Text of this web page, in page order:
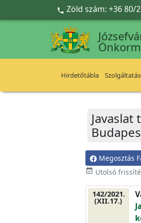
Ugrás a fő tartalomra
 Zöld szám: +36 80/
Hirdetőtábla
Megosztás
event_available Utolsó
142/2021.
(XII.17.)